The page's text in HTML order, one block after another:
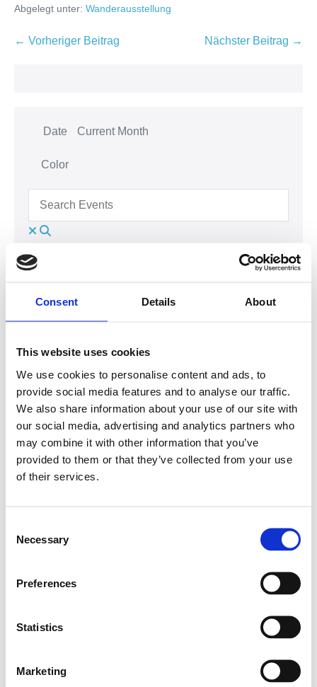
Consent Details About
This website uses cookies
We use cookies to personalise content and ads, to
provide social media features and to analyse our traffic.
We also share information about your use of our site with
our social media, advertising and analytics partners who
may combine it with other information that you’ve
provided to them or that they’ve collected from your use
of their services.
Selection
Necessary
Preferences
Statistics
Marketing
Abgelegt unter: Wanderausstellung
← Vorheriger Beitrag Nächster Beitrag →
Date
Color
Current Month
Search Events